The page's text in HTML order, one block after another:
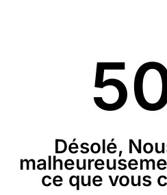
Désolé,
ce que vous